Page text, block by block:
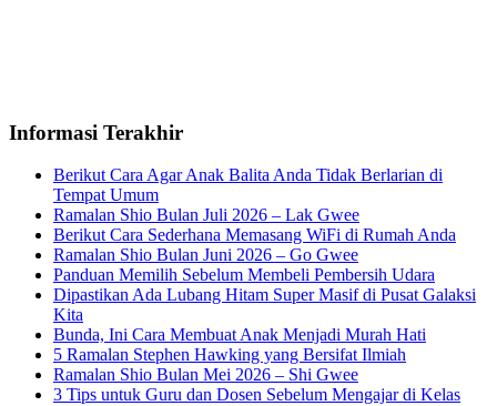
Informasi Terakhir
Berikut Cara Agar Anak Balita Anda Tidak Berlarian di
Tempat Umum
Ramalan Shio Bulan Juli 2026 – Lak Gwee
Berikut Cara Sederhana Memasang WiFi di Rumah Anda
Ramalan Shio Bulan Juni 2026 – Go Gwee
Panduan Memilih Sebelum Membeli Pembersih Udara
Dipastikan Ada Lubang Hitam Super Masif di Pusat Galaksi
Kita
Bunda, Ini Cara Membuat Anak Menjadi Murah Hati
5 Ramalan Stephen Hawking yang Bersifat Ilmiah
Ramalan Shio Bulan Mei 2026 – Shi Gwee
3 Tips untuk Guru dan Dosen Sebelum Mengajar di Kelas